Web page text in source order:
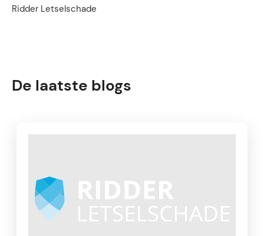
Ridder Letselschade
De laatste blogs